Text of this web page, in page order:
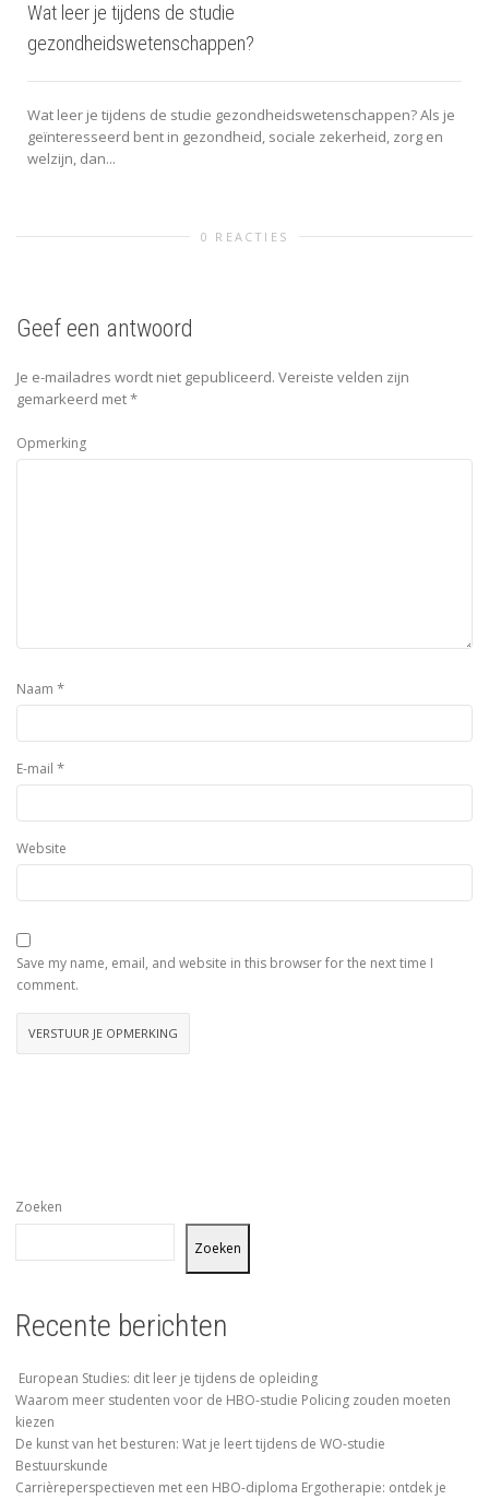
Wat leer je tijdens de studie
gezondheidswetenschappen?
Wat leer je tijdens de studie gezondheidswetenschappen? Als je
geïnteresseerd bent in gezondheid, sociale zekerheid, zorg en
welzijn, dan...
0 REACTIES
Geef een antwoord
Je e-mailadres wordt niet gepubliceerd. Vereiste velden zijn
gemarkeerd met*
Opmerking
Naam *
E-mail *
Website
Save my name, email, and website in this browser for the next time I
comment.
Zoeken
Zoeken
Recente berichten
European Studies: dit leer je tijdens de opleiding
Waarom meer studenten voor de HBO-studie Policing zouden moeten
kiezen
De kunst van het besturen: Wat je leert tijdens de WO-studie
Bestuurskunde
Carrièreperspectieven met een HBO-diploma Ergotherapie: ontdek je